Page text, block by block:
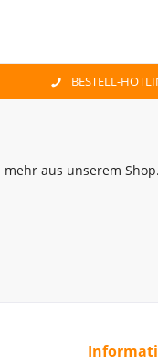
BESTELL-
aus unserem Shop.